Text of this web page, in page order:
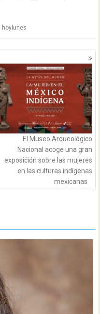
hoylunes
El Museo Arqueológico
Nacional acoge una gran
exposición sobre las mujeres
en las culturas indígenas
mexicanas